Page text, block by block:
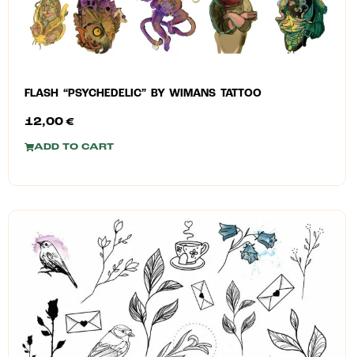
FLASH “PSYCHEDELIC” BY WIMANS TATTOO
12,00 €
ADD TO CART